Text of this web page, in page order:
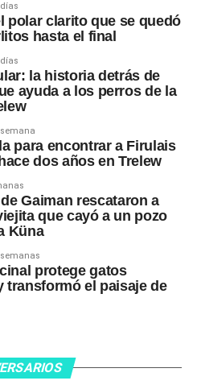
polar clarito que se quedó
hasta el final
la historia detrás de
ayuda a los perros de la
para encontrar a Firulais
dos años en Trelew
Gaiman rescataron a
que cayó a un pozo
Küna
protege gatos
transformó el paisaje de